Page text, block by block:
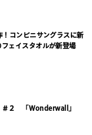
！コンビニサングラスに新
ェイスタオルが新登場
＃２ 「Wonderwall」